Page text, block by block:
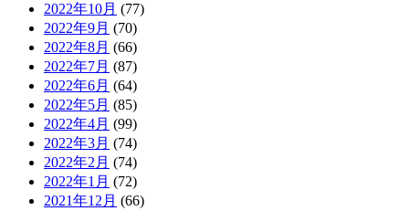
2022年10月 (77)
2022年9月 (70)
2022年8月 (66)
2022年7月 (87)
2022年6月 (64)
2022年5月 (85)
2022年4月 (99)
2022年3月 (74)
2022年2月 (74)
2022年1月 (72)
2021年12月 (66)